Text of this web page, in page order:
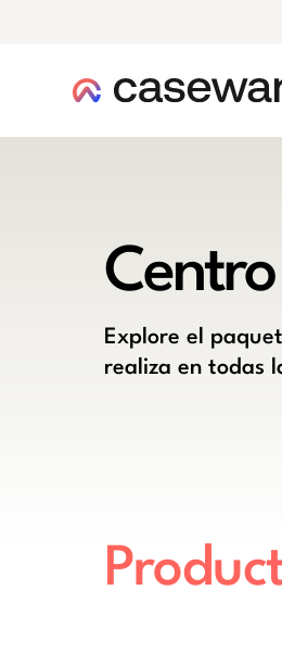
Explore el
realiza en todas